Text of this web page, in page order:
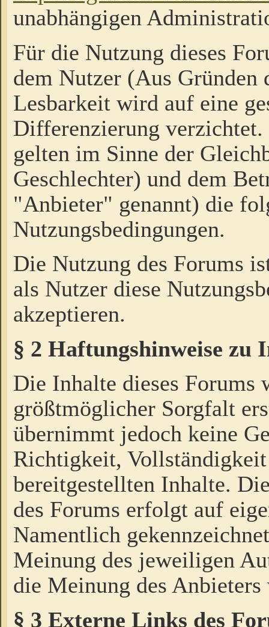
unabhängigen
Für die Nutzung dieses
dem Nutzer (Aus Gründen
Lesbarkeit wird auf eine
Differenzierung
gelten im Sinne der
Geschlechter) und dem
"Anbieter" genannt) die
Nutzungsbedingungen.
Die Nutzung des Forums
als Nutzer diese
akzeptieren.
§ 2 Haftungshinweise zu
Die Inhalte dieses Forums
größtmöglicher Sorgfalt
übernimmt jedoch keine
Richtigkeit,
bereitgestellten Inhalte.
des Forums erfolgt auf
Namentlich
Meinung des jeweiligen
die Meinung des Anbieters
§ 3 Externe Links des